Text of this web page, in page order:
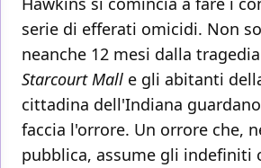
serie di efferati omicidi. Non
neanche 12 mesi dalla
Starcourt Mall e gli abitanti
cittadina dell'Indiana
faccia l'orrore. Un orrore che,
pubblica, assume gli indefiniti